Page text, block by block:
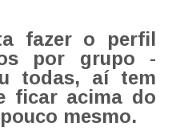
fazer o perfil
por grupo -
todas, aí tem
ficar acima do
mesmo.